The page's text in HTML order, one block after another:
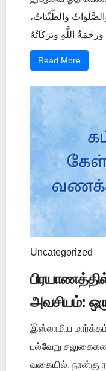
لِلَّهِ وَالصَّلَوَاتُ وَالطَّيِّبَاتُ،
Read More
Uncategorized
அவசியம்:
இஸ்லாமிய
பல்வேறு
வகையில்,